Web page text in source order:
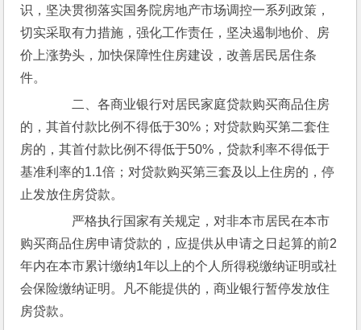
识，坚决贯彻落实国务院房地产市场调控一系列政策，
切实采取有力措施，强化工作责任，坚决遏制地价、房
价上涨势头，加快保障性住房建设，改善居民居住条
件。
二、各商业银行对居民家庭贷款购买商品住房
的，其首付款比例不得低于30%；对贷款购买第二套住
房的，其首付款比例不得低于50%，贷款利率不得低于
基准利率的1.1倍；对贷款购买第三套及以上住房的，停
止发放住房贷款。
严格执行国家有关规定，对非本市居民在本市
购买商品住房申请贷款的，应提供从申请之日起算的前2
年内在本市累计缴纳1年以上的个人所得税缴纳证明或社
会保险缴纳证明。凡不能提供的，商业银行暂停发放住
房贷款。